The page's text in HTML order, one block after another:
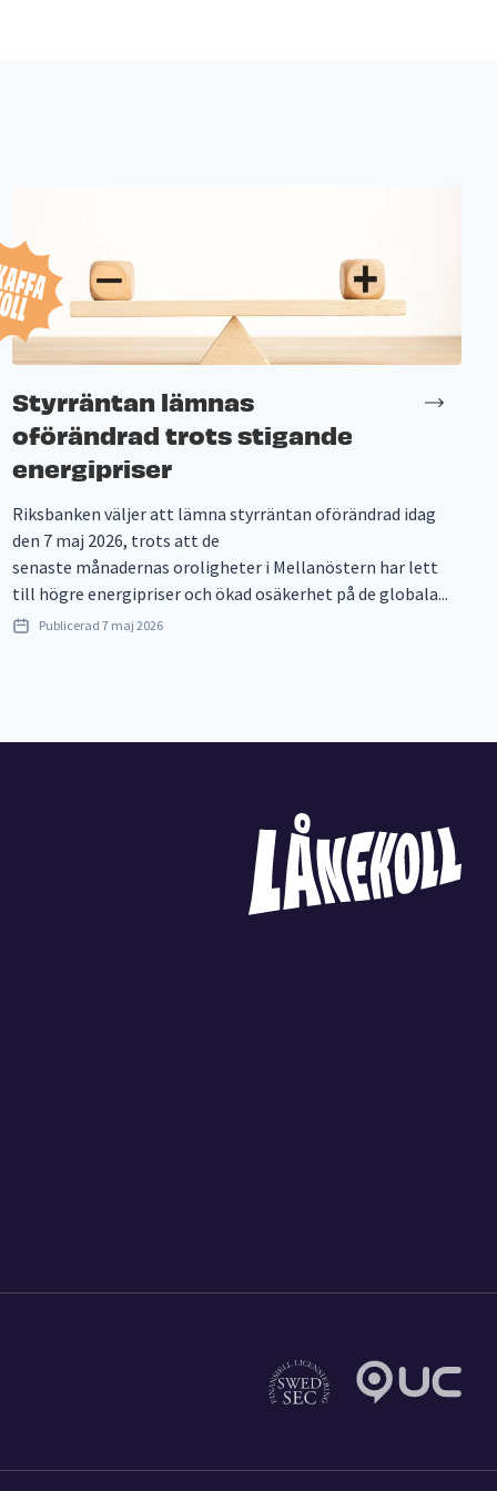
Styrräntan lämnas
oförändrad trots stigande
energipriser
Riksbanken väljer att lämna styrräntan oförändrad idag
den 7 maj 2026, trots att de
senaste månadernas oroligheter i Mellanöstern har lett
till högre energipriser och ökad osäkerhet på de globala...
Publicerad 7 maj 2026